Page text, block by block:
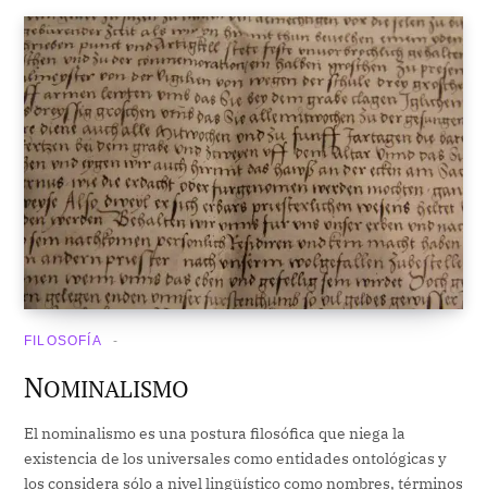
FILOSOFÍA
NOMINALISMO
El nominalismo es una postura filosófica que niega la
existencia de los universales como entidades ontológicas y
los considera sólo a nivel lingüístico como nombres, términos